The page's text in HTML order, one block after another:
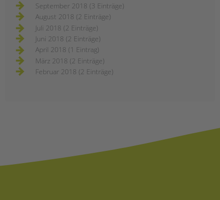
September 2018 (3 Einträge)
August 2018 (2 Einträge)
Juli 2018 (2 Einträge)
Juni 2018 (2 Einträge)
April 2018 (1 Eintrag)
März 2018 (2 Einträge)
Februar 2018 (2 Einträge)